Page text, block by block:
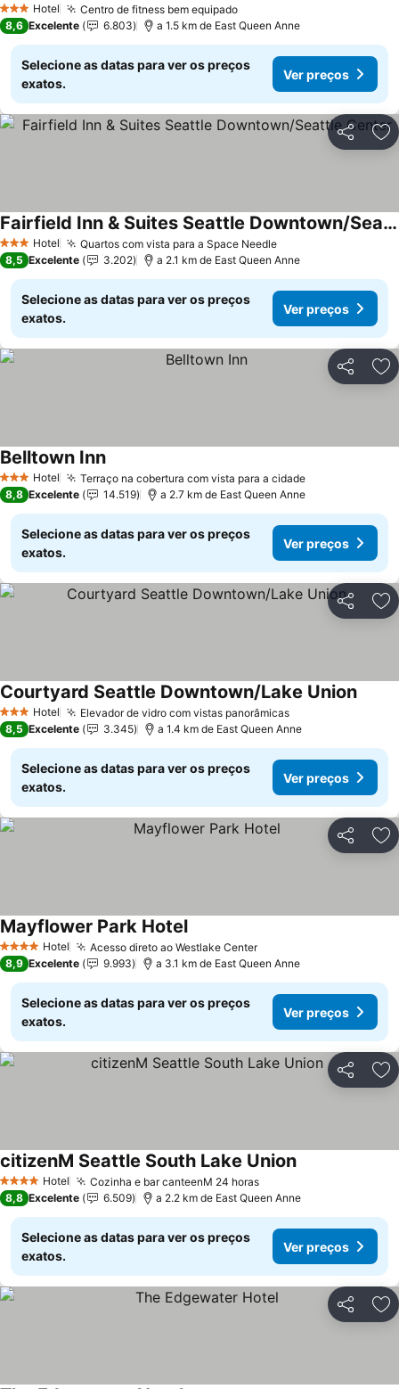
3 EstrelasHotel Centro de fitness bem equipado
8,6 Excelente 6.803 a 1.5 km de East Queen Anne
Selecione as datas para ver os preços
exatos.
Ver preços
Partilhar
3 EstrelasHotel Quartos com vista para a Space Needle
Fairfield Inn & Suites Seattle Downtown/Seattle Center
8,5 Excelente 3.202 a 2.1 km de East Queen Anne
Selecione as datas para ver os preços
exatos.
Ver preços
Partilhar
3 EstrelasHotel Terraço na cobertura com vista para a cidade
Belltown Inn
8,8 Excelente 14.519 a 2.7 km de East Queen Anne
Selecione as datas para ver os preços
exatos.
Ver preços
Partilhar
3 EstrelasHotel Elevador de vidro com vistas panorâmicas
Courtyard Seattle Downtown/Lake Union
8,5 Excelente 3.345 a 1.4 km de East Queen Anne
Selecione as datas para ver os preços
exatos.
Ver preços
Partilhar
4 EstrelasHotel Acesso direto ao Westlake Center
Mayflower Park Hotel
8,9 Excelente 9.993 a 3.1 km de East Queen Anne
Selecione as datas para ver os preços
exatos.
Ver preços
Partilhar
4 EstrelasHotel Cozinha e bar canteenM 24 horas
citizenM Seattle South Lake Union
8,8 Excelente 6.509 a 2.2 km de East Queen Anne
Selecione as datas para ver os preços
exatos.
Ver preços
Partilhar